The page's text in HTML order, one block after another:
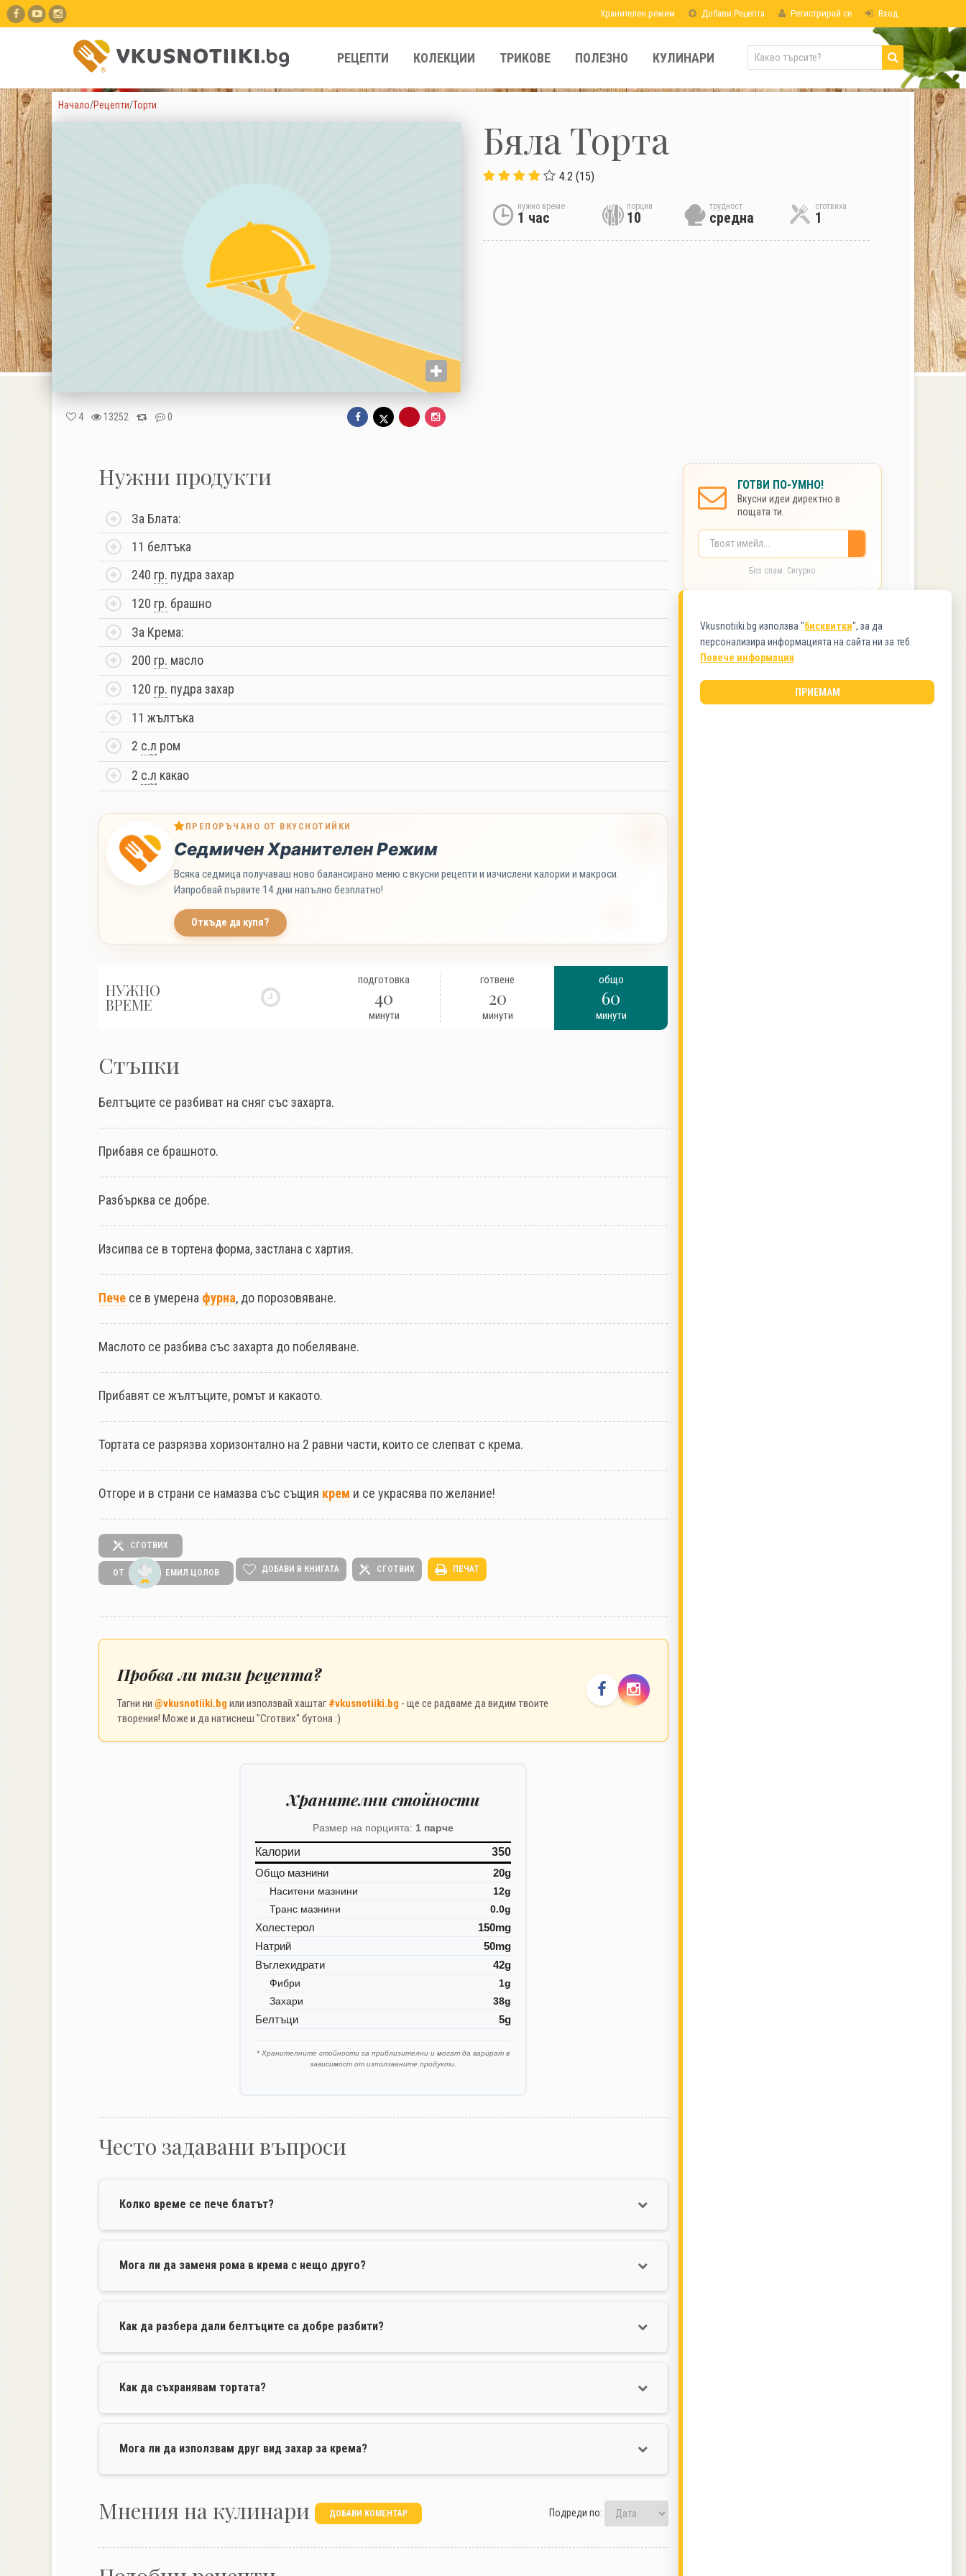
Хранителен режим Добави Рецепта Регистрирай се Вход
РЕЦЕПТИ КОЛЕКЦИИ ТРИКОВЕ ПОЛЕЗНО КУЛИНАРИ
Начало/Рецепти/Торти
4 13252 0
Бяла Торта
4.2 (15)
нужно време
1 час
порции
10
трудност
средна
сготвиха
1
Нужни продукти
За Блата:
11 белтъка
240 гр. пудра захар
120 гр. брашно
За Крема:
200 гр. масло
120 гр. пудра захар
11 жълтъка
2 с.л ром
2 с.л какао
ПРЕПОРЪЧАНО ОТ ВКУСНОТИЙКИ
Седмичен Хранителен Режим
Всяка седмица получаваш ново балансирано меню с вкусни рецепти и изчислени калории и макроси.
Изпробвай първите 14 дни напълно безплатно!
Откъде да купя?
НУЖНО
ВРЕМЕ
подготовка
40
минути
готвене
20
минути
общо
60
минути
Стъпки
Белтъците се разбиват на сняг със захарта.
Прибавя се брашното.
Разбърква се добре.
Изсипва се в тортена форма, застлана с хартия.
Пече се в умерена фурна, до порозовяване.
Маслото се разбива със захарта до побеляване.
Прибавят се жълтъците, ромът и какаото.
Тортата се разрязва хоризонтално на 2 равни части, които се слепват с крема.
Отгоре и в страни се намазва със същия крем и се украсява по желание!
СГОТВИХ
ОТ ЕМИЛ ЦОЛОВ ДОБАВИ В КНИГАТА СГОТВИХ ПЕЧАТ
Пробва ли тази рецепта?
Тагни ни @vkusnotiiki.bg или използвай хаштаг #vkusnotiiki.bg - ще се радваме да видим твоите
творения! Може и да натиснеш "Сготвих" бутона :)
Хранителни стойности
Размер на порцията: 1 парче
Калории
350
Общо мазнини
20g
Наситени мазнини
12g
Транс мазнини
0.0g
Холестерол
150mg
Натрий
50mg
Въглехидрати
42g
Фибри
1g
Захари
38g
Белтъци 5g
* Хранителните стойности са приблизителни и могат да варират в
зависимост от използваните продукти.
Често задавани въпроси
Колко време се пече блатът?
Мога ли да заменя рома в крема с нещо друго?
Как да разбера дали белтъците са добре разбити?
Как да съхранявам тортата?
Мога ли да използвам друг вид захар за крема?
Mнения на кулинари ДОБАВИ КОМЕНТАР Подреди по:
ГОТВИ ПО-УМНО!
Вкусни идеи директно в
пощата ти.
Без спам. Сигурно.
КАТЕГОРИИ
Торти
Vkusnotiiki.bg използва "бисквитки", за да
персонализира информацията на сайта ни за теб.
Повече информация
ПРИЕМАМ